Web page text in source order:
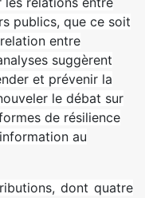
publics, que ce soit
entre
suggèrent
et prévenir la
le débat sur
de résilience
au
dont quatre